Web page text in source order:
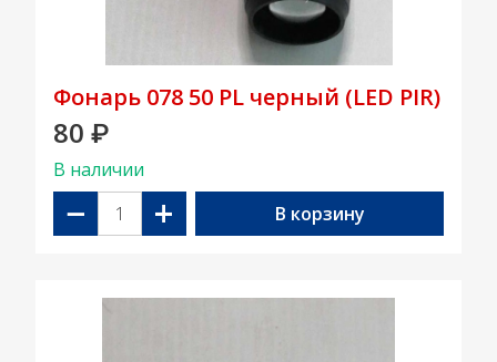
Фонарь 078 50 PL черный (LED PIR)
80 ₽
В наличии
− + В корзину